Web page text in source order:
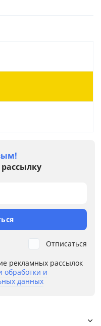
рекламных рассылок
обработки и
данных
Отписаться